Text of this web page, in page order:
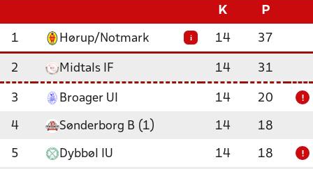
K P
1 Hørup/Notmark i 14 37
2 Midtals IF 14 31
3 Broager UI 14 20 !
4 Sønderborg B (1) 14 18
5 Dybbøl IU 14 18 !